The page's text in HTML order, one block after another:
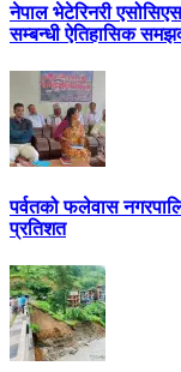
नेपाल भेटेरिनरी
सम्बन्धी ऐतिहासिक
पर्वतको फलेवास
प्रतिशत